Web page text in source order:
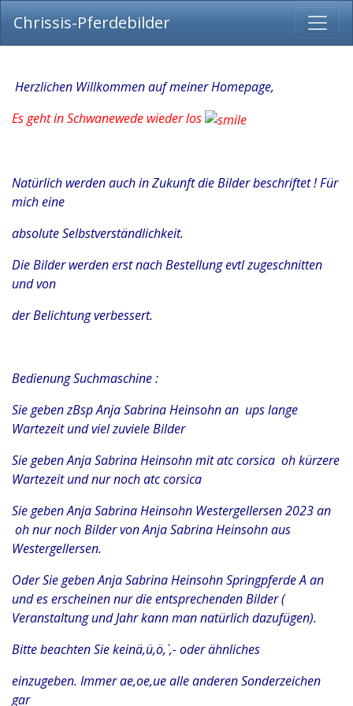
Chrissis-Pferdebilder
Herzlichen Willkommen auf meiner Homepage,
Es geht in Schwanewede wieder los
Natürlich werden auch in Zukunft die Bilder beschriftet ! Für
mich eine
absolute Selbstverständlichkeit.
Die Bilder werden erst nach Bestellung evtl zugeschnitten
und von
der Belichtung verbessert.
Bedienung Suchmaschine :
Sie geben zBsp Anja Sabrina Heinsohn an ups lange
Wartezeit und viel zuviele Bilder
Sie geben Anja Sabrina Heinsohn mit atc corsica oh kürzere
Wartezeit und nur noch atc corsica
Sie geben Anja Sabrina Heinsohn Westergellersen 2023 an
oh nur noch Bilder von Anja Sabrina Heinsohn aus
Westergellersen.
Oder Sie geben Anja Sabrina Heinsohn Springpferde A an
und es erscheinen nur die entsprechenden Bilder (
Veranstaltung und Jahr kann man natürlich dazufügen).
Bitte beachten Sie keinä,ü,ö,`,- oder ähnliches
einzugeben. Immer ae,oe,ue alle anderen Sonderzeichen
gar